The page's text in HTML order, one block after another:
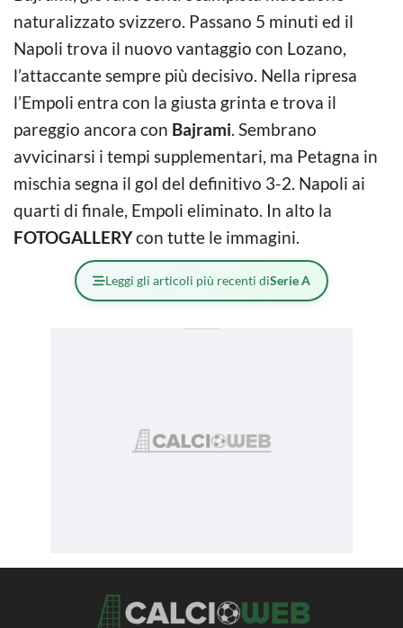
naturalizzato svizzero. Passano 5 minuti ed il
Napoli trova il nuovo vantaggio con Lozano,
l’attaccante sempre più decisivo. Nella ripresa
l’Empoli entra con la giusta grinta e trova il
pareggio ancora con Bajrami. Sembrano
avvicinarsi i tempi supplementari, ma Petagna in
mischia segna il gol del definitivo 3-2. Napoli ai
quarti di finale, Empoli eliminato. In alto la
FOTOGALLERYcon tutte le immagini.
Leggi gli articoli più recenti diSerie A